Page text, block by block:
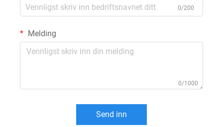
0/200
Melding
0/1000
Send inn